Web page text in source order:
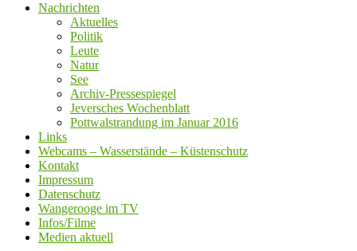
Nachrichten
Aktuelles
Politik
Leute
Natur
See
Archiv-Pressespiegel
Jeversches Wochenblatt
Pottwalstrandung im Januar 2016
Links
Webcams – Wasserstände – Küstenschutz
Kontakt
Impressum
Datenschutz
Wangerooge im TV
Infos/Filme
Medien aktuell